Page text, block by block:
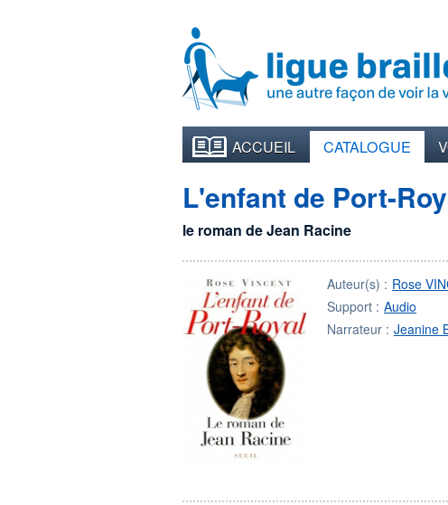
ACCUEIL CATALOGUE
L'enfant de Port-
le roman de Jean Racine
Auteur(s) : Rose
Support : Audio
Narrateur : Jeanine